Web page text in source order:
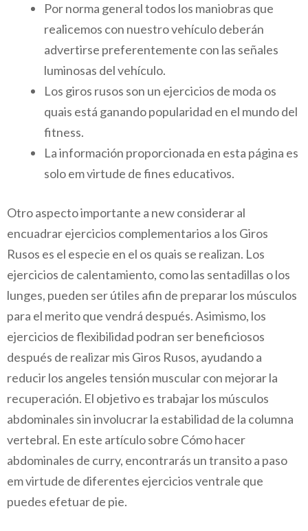
Por norma general todos los maniobras que
realicemos con nuestro vehículo deberán
advertirse preferentemente con las señales
luminosas del vehículo.
Los giros rusos son un ejercicios de moda os
quais está ganando popularidad en el mundo del
fitness.
La información proporcionada en esta página es
solo em virtude de fines educativos.
Otro aspecto importante a new considerar al
encuadrar ejercicios complementarios a los Giros
Rusos es el especie en el os quais se realizan. Los
ejercicios de calentamiento, como las sentadillas o los
lunges, pueden ser útiles afin de preparar los músculos
para el merito que vendrá después. Asimismo, los
ejercicios de flexibilidad podran ser beneficiosos
después de realizar mis Giros Rusos, ayudando a
reducir los angeles tensión muscular con mejorar la
recuperación. El objetivo es trabajar los músculos
abdominales sin involucrar la estabilidad de la columna
vertebral. En este artículo sobre Cómo hacer
abdominales de curry, encontrarás un transito a paso
em virtude de diferentes ejercicios ventrale que
puedes efetuar de pie.